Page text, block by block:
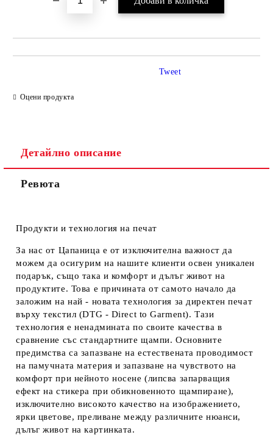
Оцени продукта
Tweet
Детайлно описание
Ревюта
Продукти и технология на печат
За нас от Цапаница е от изключителна важност да
можем да осигурим на нашите клиенти освен уникален
подарък, също така и комфорт и дълъг живот на
продуктите. Това е причината от самото начало да
заложим на най - новата технология за директен печат
върху текстил (DTG - Direct to Garment). Тази
технология е ненадмината по своите качества в
сравнение със стандартните щампи. Основните
предимства са запазване на естествената проводимост
на памучната материя и запазване на чувството на
комфорт при нейното носене (липсва запарващия
ефект на стикера при обикновенното щампиране),
изключително високото качество на изображението,
ярки цветове, преливане между различните нюанси,
дълъг живот на картинката.